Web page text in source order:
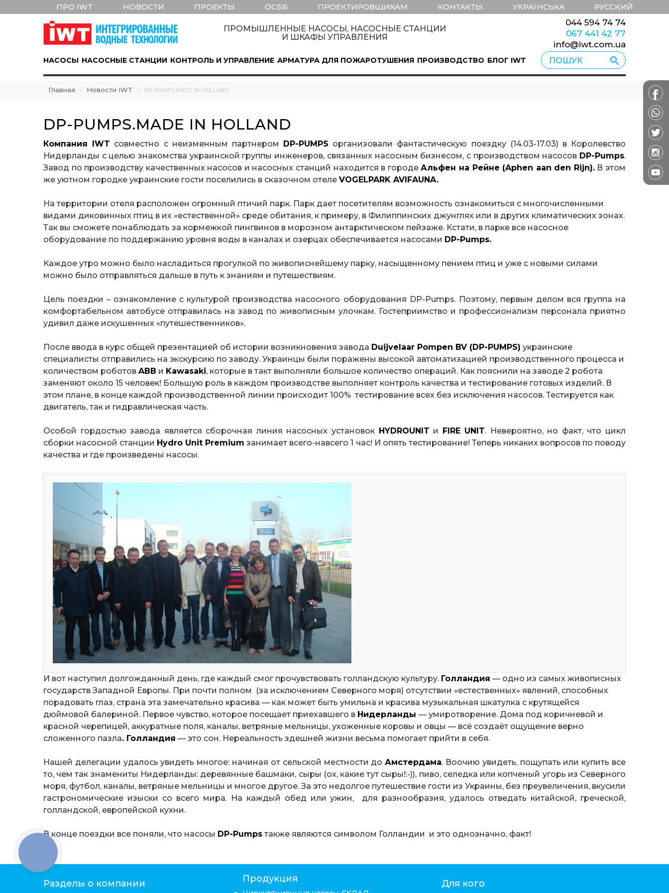
ПРО IWT НОВОСТИ ПРОЕКТЫ ОСББ ПРОЕКТИРОВЩИКАМ КОНТАКТЫ УКРАЇНСЬКА РУССКИЙ
ПРОМЫШЛЕННЫЕ НАСОСЫ, НАСОСНЫЕ СТАНЦИИ
И ШКАФЫ УПРАВЛЕНИЯ
044 594 74 74
067 441 42 77
info@iwt.com.ua
НАСОСЫ НАСОСНЫЕ СТАНЦИИ КОНТРОЛЬ И УПРАВЛЕНИЕ АРМАТУРА ДЛЯ ПОЖАРОТУШЕНИЯ ПРОИЗВОДСТВО БЛОГ IWT
Главная > Новости IWT > DP-PUMPS.MADE IN HOLLAND
DP-PUMPS.MADE IN HOLLAND
Компания IWT совместно с неизменным партнером DP-PUMPS организовали фантастическую поездку (14.03-17.03) в Королевство
Нидерланды с целью знакомства украинской группы инженеров, связанных насосным бизнесом, с производством насосов DP-Pumps.
Завод по производству качественных насосов и насосных станций находится в городеАльфен на Рейне (Aphen aan den Rijn).В этом
же уютном городке украинские гости поселились в сказочном отеле VOGELPARK AVIFAUNA.
На территории отеля расположен огромный птичий парк. Парк дает посетителям возможность ознакомиться с многочисленными
видами диковинных птиц в их «естественной» среде обитания, к примеру, в Филиппинских джунглях или в других климатических зонах.
Так вы сможете понаблюдать за кормежкой пингвинов в морозном антарктическом пейзаже. Кстати, в парке все насосное
оборудование по поддержанию уровня воды в каналах и озерцах обеспечивается насосами DP-Pumps.
Каждое утро можно было насладиться прогулкой по живописнейшему парку, насыщенному пением птиц и уже с новыми силами
можно было отправляться дальше в путь к знаниям и путешествиям.
Цель поездки – ознакомление с культурой производства насосного оборудования DP-Pumps. Поэтому, первым делом вся группа на
комфортабельном автобусе отправилась на завод по живописным улочкам. Гостеприимство и профессионализм персонала приятно
удивил даже искушенных «путешественников».
После ввода в курс общей презентацией об истории возникновения завода Duijvelaar Pompen BV (DP-PUMPS) украинские
специалисты отправились на экскурсию по заводу. Украинцы были поражены высокой автоматизацией производственного процесса и
количеством роботов ABB и Kawasaki, которые в такт выполняли большое количество операций. Как пояснили на заводе 2 робота
заменяют около 15 человек! Большую роль в каждом производстве выполняет контроль качества и тестирование готовых изделий. В
этом плане, в конце каждой производственной линии происходит 100% тестирование всех без исключения насосов. Тестируется как
двигатель, так и гидравлическая часть.
Особой гордостью завода является сборочная линия насосных установок HYDROUNIT и FIRE UNIT. Невероятно, но факт, что цикл
сборки насосной станции Hydro Unit Premium занимает всего-навсего 1 час! И опять тестирование! Теперь никаких вопросов по поводу
качества и где произведены насосы.
И вот наступил долгожданный день, где каждый смог прочувствовать голландскую культуру. Голландия — одно из самых живописных
государств Западной Европы. При почти полном (за исключением Северного моря) отсутствии «естественных» явлений, способных
порадовать глаз, страна эта замечательно красива — как может быть умильна и красива музыкальная шкатулка с крутящейся
дюймовой балериной. Первое чувство, которое посещает приехавшего в Нидерланды — умиротворение. Дома под коричневой и
красной черепицей, аккуратные поля, каналы, ветряные мельницы, ухоженные коровы и овцы — всё создаёт ощущение верно
сложенного пазла. Голландия — это сон. Нереальность здешней жизни весьма помогает прийти в себя.
Нашей делегации удалось увидеть многое: начиная от сельской местности доАмстердама. Воочию увидеть, пощупать или купить все
то, чем так знамениты Нидерланды: деревянные башмаки, сыры (ох, какие тут сыры!:-)), пиво, селедка или копченый угорь из Северного
моря, футбол, каналы, ветряные мельницы и многое другое. За это недолгое путешествие гости из Украины, без преувеличения, вкусили
гастрономические изыски со всего мира. На каждый обед или ужин, для разнообразия, удалось отведать китайской, греческой,
голландской, европейской кухни.
В конце поездки все поняли, что насосы DP-Pumps также являются символом Голландии и это однозначно, факт!
Разделы о компании Продукция Для кого